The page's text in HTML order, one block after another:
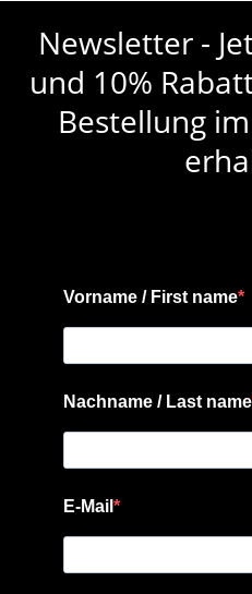
Newsletter -
und 10%
Bestellung
Vorname / First name
Nachname / Last name
E-Mail